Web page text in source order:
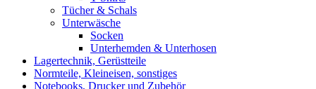
Tücher & Schals
Unterwäsche
Socken
Unterhemden & Unterhosen
Lagertechnik, Gerüstteile
Normteile, Kleineisen, sonstiges
Notebooks, Drucker und Zubehör